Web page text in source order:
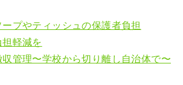
プやティッシュの保護者負担
軽減を
管理〜学校から切り離し自治体で〜